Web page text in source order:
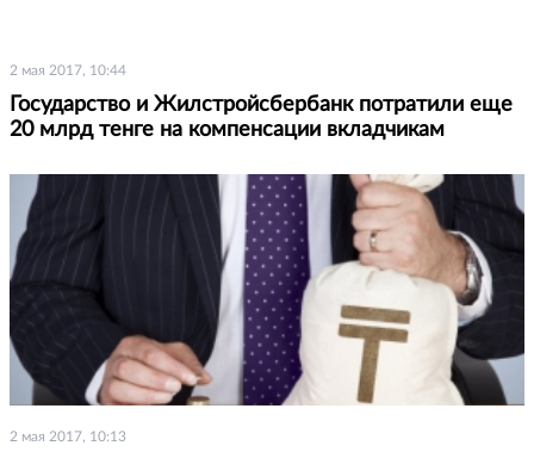
2 мая 2017, 10:44
Государство и Жилстройсбербанк потратили еще
20 млрд тенге на компенсации вкладчикам
2 мая 2017, 10:13